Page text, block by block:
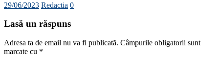
29/06/2023 Redactia 0
Lasă un răspuns
Adresa ta de email nu va fi publicată. Câmpurile obligatorii sunt
marcate cu *